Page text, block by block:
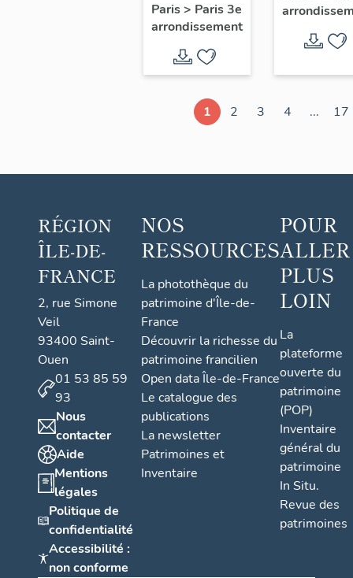
la maison à
cochère
(non étudié)
Paris> Paris 3e
arrondissement
cochère
(non
1 2 3 4 ... 17
RÉGION
ÎLE-DE-
FRANCE
2, rue Simone
Veil
93400 Saint-
Ouen
01 53 85 59
93
Nous
contacter
Aide
Mentions
légales
Politique de
confidentialité
Accessibilité :
non conforme
NOS
RESSOURCES
La photothèque du
patrimoine d'Île-de-
France
Découvrir la richesse du
patrimoine francilien
Open data Île-de-France
Le catalogue des
publications
La newsletter
Patrimoines et
Inventaire
POUR
ALLER
PLUS
LOIN
La
plateforme
ouverte du
patrimoine
(POP)
Inventaire
général du
patrimoine
In Situ.
Revue des
patrimoines